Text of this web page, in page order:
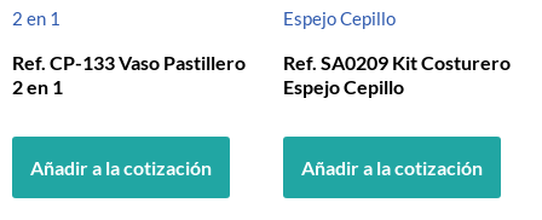
Ref. CP-133 Vaso Pastillero
2 en 1
Añadir a la cotización
Ref. SA0209 Kit Costurero
Espejo Cepillo
Añadir a la cotización